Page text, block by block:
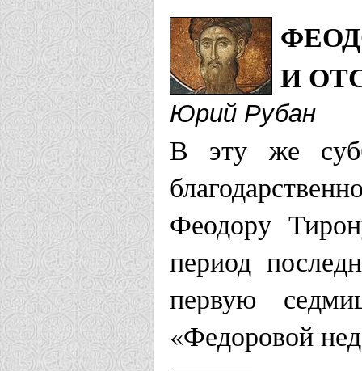
И
Юрий Рубан
В эту же
Феодору
период
первую
«Федоровой